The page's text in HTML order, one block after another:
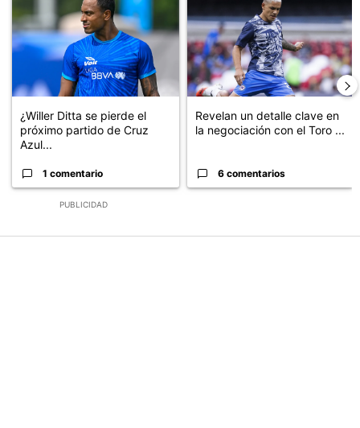
PUBLICIDAD
¿Willer Ditta se pierde el
próximo partido de Cruz
Azul...
1 comentario
Revelan un detalle clave en
la negociación con el Toro ...
6 comentarios